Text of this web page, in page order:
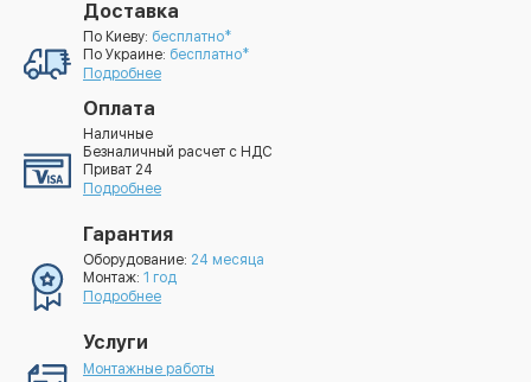
Доставка
По Киеву: бесплатно*
По Украине: бесплатно*
Подробнее
Оплата
Наличные
Безналичный расчет с НДС
Приват 24
Подробнее
Гарантия
Оборудование: 24 месяца
Монтаж: 1 год
Подробнее
Услуги
Монтажные работы